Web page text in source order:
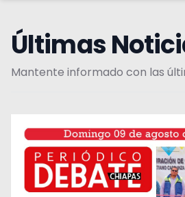
Últimas
Mantente informado con las